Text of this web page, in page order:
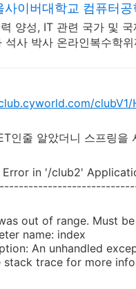
사이버대학교 컴퓨터
양성, IT 관련 국가 및
석사 박사 온라인복수학위
clubV1/
인줄 알았더니 스프링을
Error in '/club2'
out of range. Must
name: index
An unhandled
stack trace for more